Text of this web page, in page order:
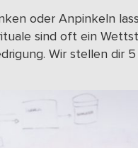
oder Anpinkeln
sind oft ein
Wir stellen dir